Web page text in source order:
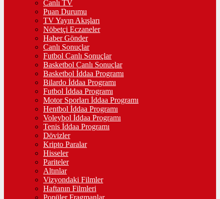
Canlı TV
Puan Durumu
TV Yayın Akışları
Nöbetçi Eczaneler
Haber Gönder
Canlı Sonuçlar
Futbol Canlı Sonuçlar
Basketbol Canlı Sonuçlar
Basketbol İddaa Programı
Bilardo İddaa Programı
Futbol İddaa Programı
Motor Sporları İddaa Programı
Hentbol İddaa Programı
Voleybol İddaa Programı
Tenis İddaa Programı
Dövizler
Kripto Paralar
Hisseler
Pariteler
Altınlar
Vizyondaki Filmler
Haftanın Filmleri
Popüler Fragmanlar